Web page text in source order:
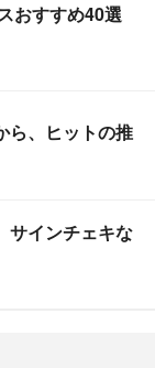
おすすめ40選
ら、ヒットの推
サインチェキな